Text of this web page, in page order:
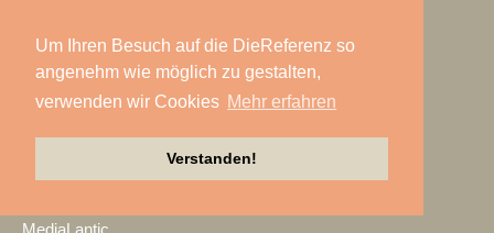
Um Ihren Besuch auf die DieReferenz so
angenehm wie möglich zu gestalten,
verwenden wir Cookies Mehr erfahren
Verstanden!
Martin by HARMAN
Maxin10sity
MBN-PROLED
Media Resource Group